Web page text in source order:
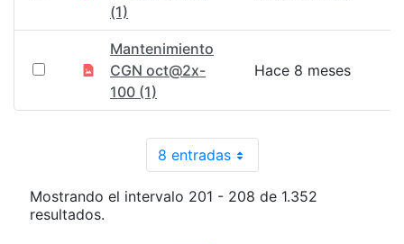
(1)
Mantenimiento
CGN oct@2x-
100 (1)
Hace 8 meses
8 entradasPor página
Mostrando el intervalo 201 - 208 de 1.352
resultados.